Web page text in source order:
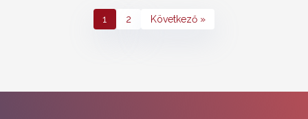
1 2 Következő »